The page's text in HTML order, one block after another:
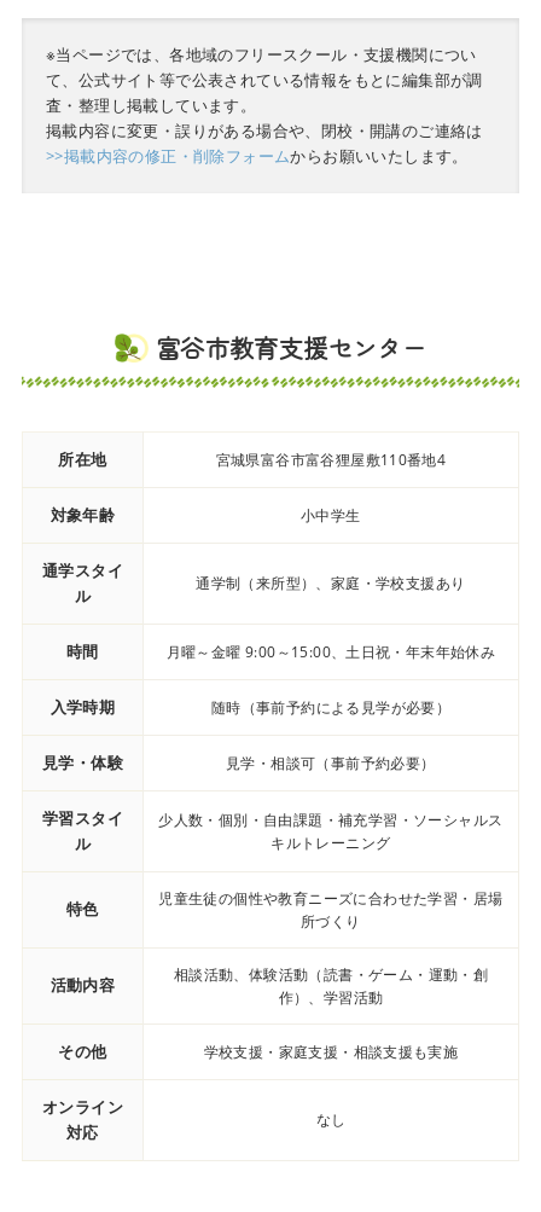
※当ページでは、各地域のフリースクール・支援機関につい
て、公式サイト等で公表されている情報をもとに編集部が調
査・整理し掲載しています。
掲載内容に変更・誤りがある場合や、閉校・開講のご連絡は
>>掲載内容の修正・削除フォームからお願いいたします。
富谷市教育支援センター
所在地 宮城県富谷市富谷狸屋敷110番地4
対象年齢 小中学生
通学スタイ
ル
通学制（来所型）、家庭・学校支援あり
時間 月曜～金曜 9:00～15:00、土日祝・年末年始休み
入学時期 随時（事前予約による見学が必要）
見学・体験 見学・相談可（事前予約必要）
学習スタイ
ル
少人数・個別・自由課題・補充学習・ソーシャルス
キルトレーニング
特色
児童生徒の個性や教育ニーズに合わせた学習・居場
所づくり
活動内容
相談活動、体験活動（読書・ゲーム・運動・創
作）、学習活動
その他 学校支援・家庭支援・相談支援も実施
オンライン
対応
なし